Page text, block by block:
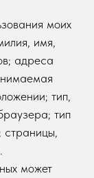
моих
имя,
адреса
тип,
тип
может